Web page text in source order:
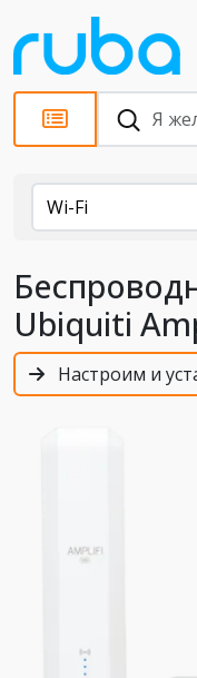
Каталог
Wi-Fi
Ubiquiti
Настроим и